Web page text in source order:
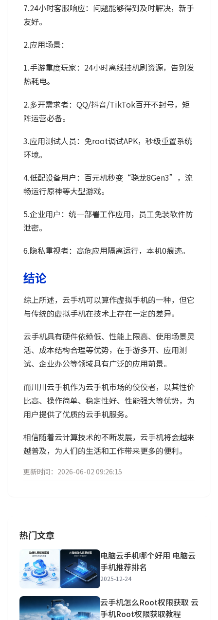
7.24小时客服响应：问题能够得到及时解决，新手
友好。
2.应用场景：
1.手游重度玩家：24小时离线挂机刷资源，告别发
热耗电。
2.多开需求者：QQ/抖音/TikTok百开不封号，矩
阵运营必备。
3.应用测试人员：免root调试APK，秒级重置系统
环境。
4.低配设备用户：百元机秒变“骁龙8Gen3”，流
畅运行原神等大型游戏。
5.企业用户：统一部署工作应用，员工免装软件防
泄密。
6.隐私重视者：高危应用隔离运行，本机0痕迹。
结论
综上所述，云手机可以算作虚拟手机的一种，但它
与传统的虚拟手机在技术上存在一定的差异。
云手机具有硬件依赖低、性能上限高、使用场景灵
活、成本结构合理等优势，在手游多开、应用测
试、企业办公等领域具有广泛的应用前景。
而川川云手机作为云手机市场的佼佼者，以其性价
比高、操作简单、稳定性好、性能强大等优势，为
用户提供了优质的云手机服务。
相信随着云计算技术的不断发展，云手机将会越来
越普及，为人们的生活和工作带来更多的便利。
更新时间：2026-06-02 09:26:15
热门文章
电脑云手机哪个好用 电脑云
手机推荐排名
2025-12-24
云手机怎么Root权限获取 云
手机Root权限获取教程